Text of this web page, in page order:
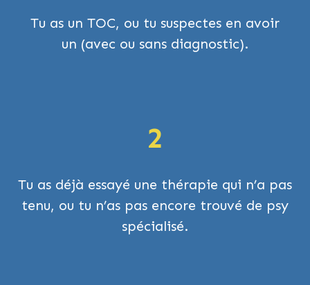
Tu as un TOC, ou tu suspectes en avoir
un (avec ou sans diagnostic).
2
Tu as déjà essayé une thérapie qui n’a pas
tenu, ou tu n’as pas encore trouvé de psy
spécialisé.